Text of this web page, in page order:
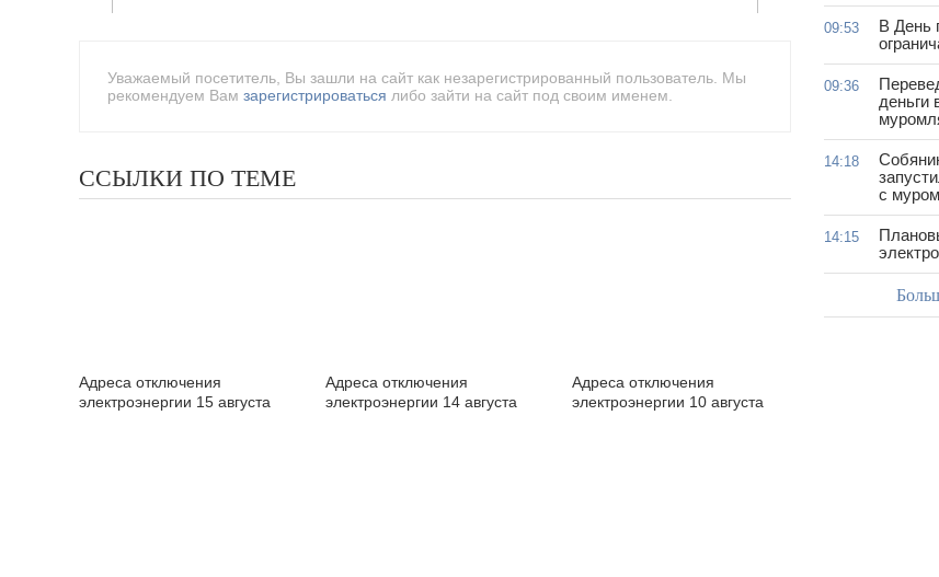
Уважаемый посетитель, Вы зашли на сайт как незарегистрированный пользователь. Мы
рекомендуем Вам зарегистрироваться либо зайти на сайт под своим именем.
ССЫЛКИ ПО ТЕМЕ
Адреса отключения
электроэнергии 15 августа
Адреса отключения
электроэнергии 14 августа
Адреса отключения
электроэнергии 10 августа
09:53
В День
09:36
деньги
14:18
с
14:15